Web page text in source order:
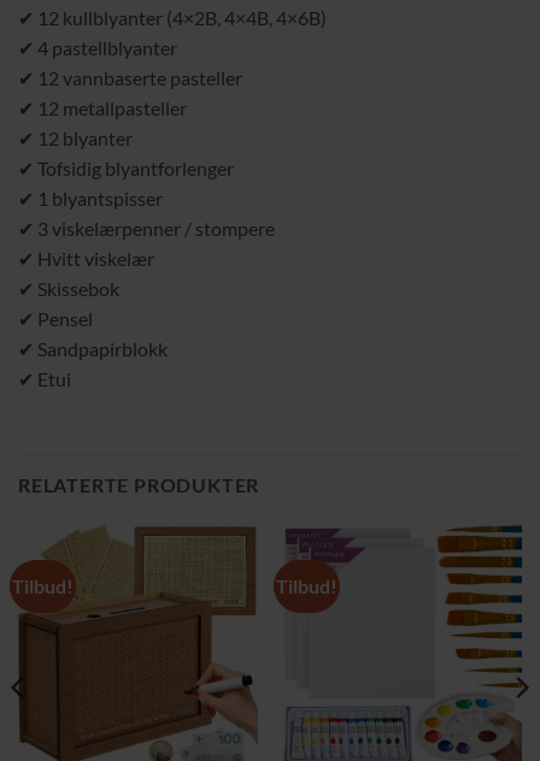
✔ 12 kullblyanter (4×2B, 4×4B, 4×6B)
✔ 4 pastellblyanter
✔ 12 vannbaserte pasteller
✔ 12 metallpasteller
✔ 12 blyanter
✔ Tofsidig blyantforlenger
✔ 1 blyantspisser
✔ 3 viskelærpenner / stompere
✔ Hvitt viskelær
✔ Skissebok
✔ Pensel
✔ Sandpapirblokk
✔ Etui
RELATERTE PRODUKTER
Tilbud! Tilbud!